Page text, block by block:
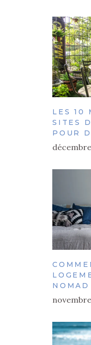
LES 10
SITES
POUR
NOMAD